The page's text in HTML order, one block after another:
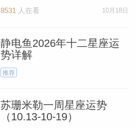
8531 人在看 10月18日
静电鱼2026年十二星座运
势详解
推荐
苏珊米勒一周星座运势
（10.13-10-19）